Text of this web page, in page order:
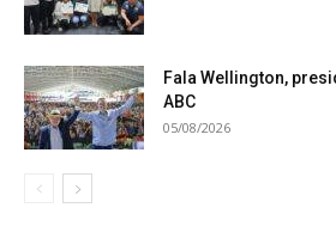
Fala Wellington,
ABC
05/08/2026